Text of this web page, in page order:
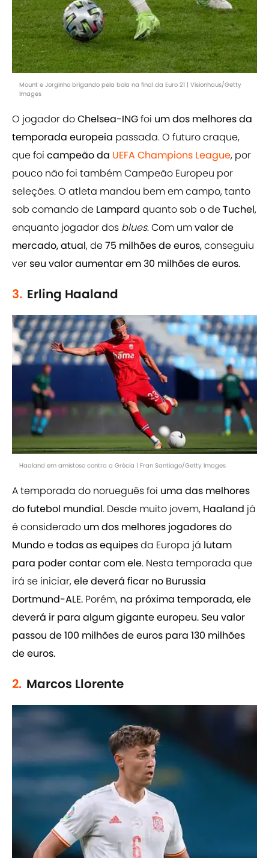
Mount e Jorginho brigando pela bola na final da Euro 21 | Visionhaus/Getty
Images
O jogador doChelsea-INGfoi um dos melhores da
temporada europeia passada. O futuro craque,
que foi campeão da UEFA Champions League, por
pouco não foi também Campeão Europeu por
seleções. O atleta mandou bem em campo, tanto
sob comando de Lampard quanto sob o deTuchel,
enquanto jogador dos blues. Com umvalor de
mercado, atual, de75 milhões de euros,conseguiu
verseu valor aumentar em 30 milhões de euros.
3. Erling Haaland
Haaland em amistoso contra a Grécia | Fran Santiago/Getty Images
A temporada do norueguês foi uma das melhores
do futebol mundial. Desde muito jovem, Haaland já
é considerado um dos melhores jogadores do
Mundoetodas as equipesda Europa já lutam
para poder contar com ele. Nesta temporada que
irá se iniciar,ele deverá ficar no Burussia
Dortmund-ALE. Porém, na próxima temporada, ele
deverá ir para algum gigante europeu. Seu valor
passou de 100 milhões de euros para 130 milhões
de euros.
2. Marcos Llorente